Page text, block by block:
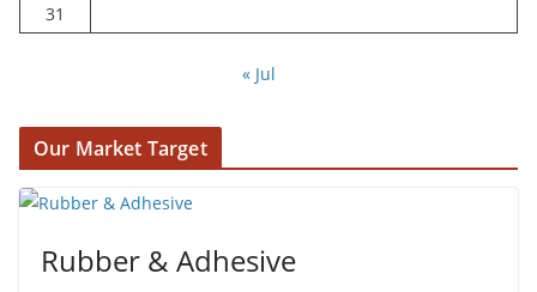
31
« Jul
Our Market Target
Rubber & Adhesive